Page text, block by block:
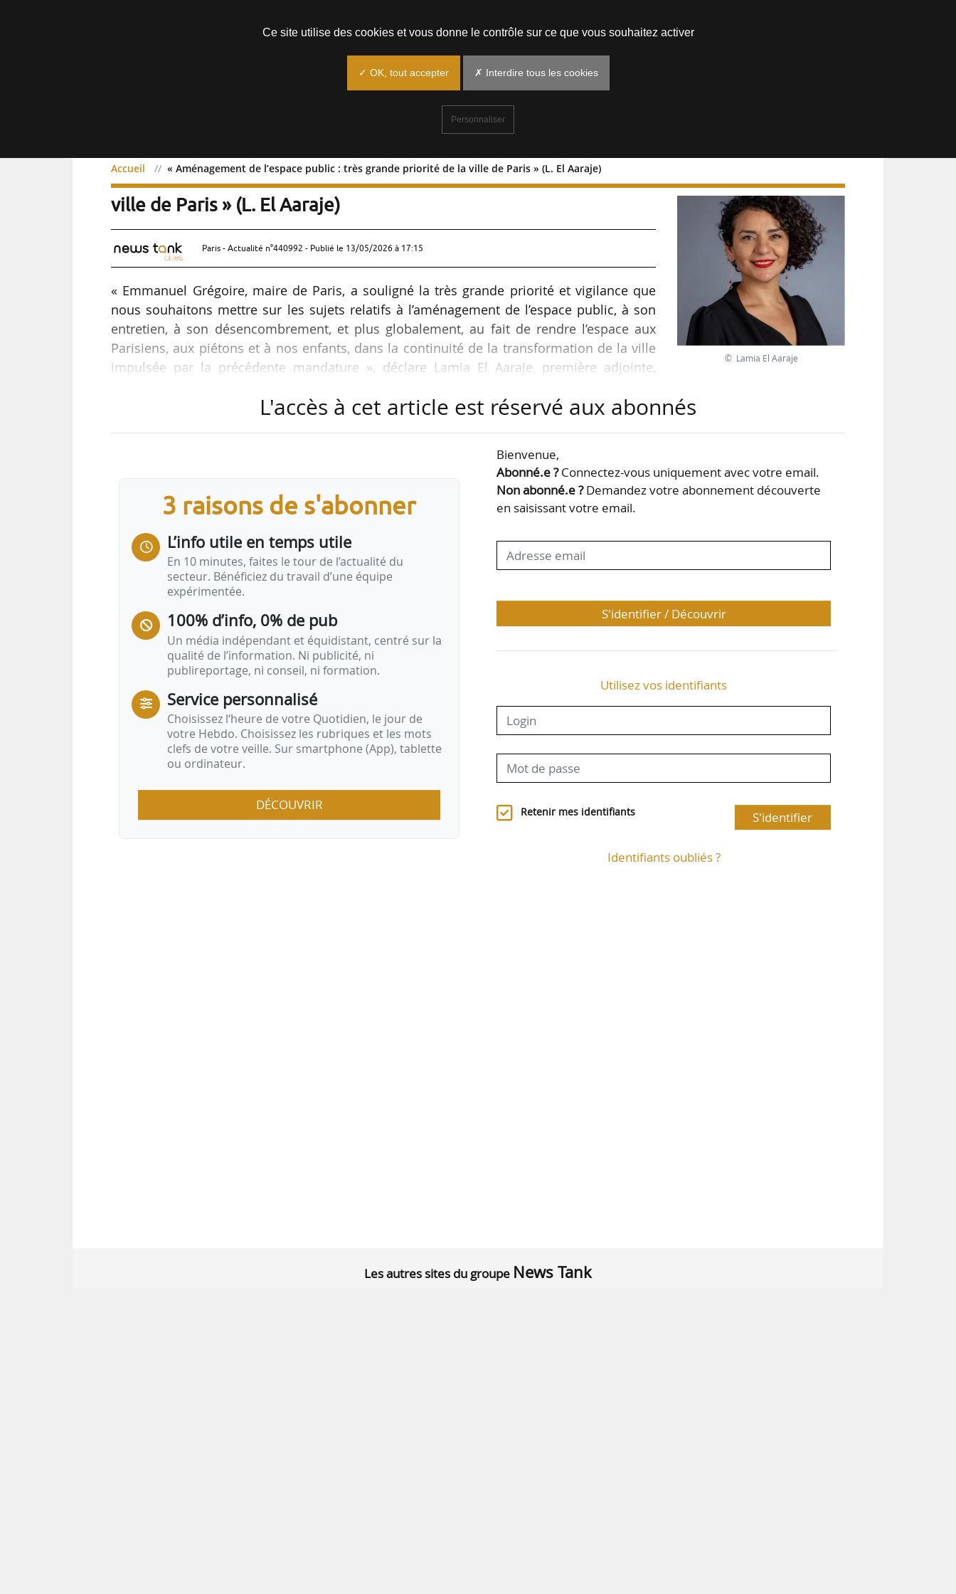
Accueil « Aménagement de l’espace public : très grande priorité de la ville de Paris » (L. El Aaraje)
« Aménagement de l’espace public : très grande priorité de la
ville de Paris » (L. El Aaraje)
Paris - Actualité n°440992 - Publié le 13/05/2026 à 17:15
« Emmanuel Grégoire, maire de Paris, a souligné la très grande priorité et vigilance que
nous souhaitons mettre sur les sujets relatifs à l’aménagement de l’espace public, à son
entretien, à son désencombrement, et plus globalement, au fait de rendre l’espace aux
Parisiens, aux piétons et à nos enfants, dans la continuité de la transformation de la ville
impulsée par la précédente mandature », déclare Lamia El Aaraje, première adjointe,
sécurité du quotidien, du Grand Paris, et 1ère vice-présidente de la Métropole du Grand
Elle revient sur les grandes orientations de la mandature pour entretenir, améliorer et
© Lamia El Aaraje
L'accès à cet article est réservé aux abonnés
3 raisons de s'abonner
L’info utile en temps utile
En 10 minutes, faites le tour de l’actualité du
secteur. Bénéficiez du travail d’une équipe
expérimentée.
100% d’info, 0% de pub
Un média indépendant et équidistant, centré sur la
qualité de l’information. Ni publicité, ni
publireportage, ni conseil, ni formation.
Service personnalisé
Choisissez l‘heure de votre Quotidien, le jour de
votre Hebdo. Choisissez les rubriques et les mots
clefs de votre veille. Sur smartphone (App), tablette
ou ordinateur.
DÉCOUVRIR
Bienvenue,
Abonné.e ?Connectez-vous uniquement avec votre email.
Non abonné.e ?Demandez votre abonnement découverte
en saisissant votre email.
S'identifier / Découvrir
Utilisez vos identifiants
Retenir mes identifiants S'identifier
Identifiants oubliés ?
Les autres sites du groupe News Tank
Ce site utilise des cookies et vous donne le contrôle sur ce que vous souhaitez activer
✓ OK, tout accepter ✗ Interdire tous les cookies
Personnaliser